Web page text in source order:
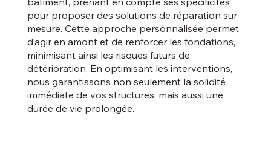
pour proposer des solutions de réparation sur
mesure. Cette approche personnalisée permet
d’agir en amont et de renforcer les fondations,
minimisant ainsi les risques futurs de
détérioration. En optimisant les interventions,
nous garantissons non seulement la solidité
immédiate de vos structures, mais aussi une
durée de vie prolongée.